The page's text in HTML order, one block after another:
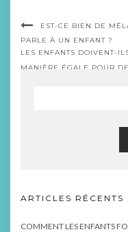
EST-CE BIEN DE
PARLE À UN ENFANT ?
LES ENFANTS DOIVENT-
MANIÈRE ÉGALE POUR
ARTICLES RÉCENTS
COMMENT LES ENFANTS